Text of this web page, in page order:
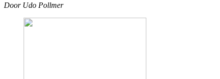
Door Udo Pollmer